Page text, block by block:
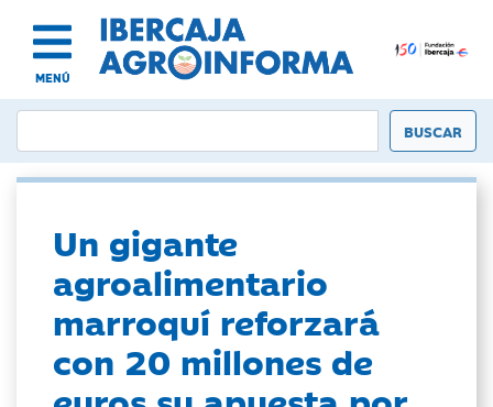
MENÚ
Un gigante
agroalimentario
marroquí reforzará
con 20 millones de